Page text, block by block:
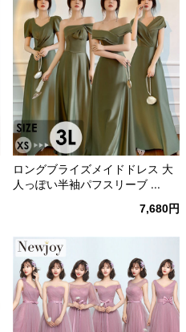
ロングブライズメイドドレス 大
人っぽい半袖パフスリーブ ...
7,680円